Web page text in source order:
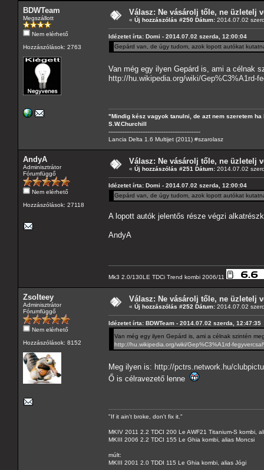
BDWTeam
Megszállott
Nem elérhető
Hozzászólások: 2763
Válasz: Ne vásárolj tőle, ne üzletelj
« Új hozzászólás #250 Dátum: 2014.07.02
Idézetet írta: Domi - 2014.07.02 szerda, 12:00:04
Gepárd van, de úgy tudom, azok lopott autókat
Van még egy ilyen Gepárd is, ami a célnak
http://hu.wikipedia.org/wiki/Gep%C3%A1rd-
"Mindig kész vagyok tanulni, de azt nem szeretem
S.W.Churchill
----------------------------------------------------
Lancia Delta 1.6 Multijet (2011) #szarolasz
AndyA
Adminisztrátor
Fórumfüggő
Nem elérhető
Hozzászólások: 27118
Válasz: Ne vásárolj tőle, ne üzletelj
« Új hozzászólás #251 Dátum: 2014.07.02
Idézetet írta: Domi - 2014.07.02 szerda, 12:00:04
Gepárd van, de úgy tudom, azok lopott autókat
A lopott autók jelentős része végzi
AndyA
Mk3 2.0/130LE TDCi Trend kombi 2006/11
Zsolteey
Adminisztrátor
Fórumfüggő
Nem elérhető
Hozzászólások: 8152
Válasz: Ne vásárolj tőle, ne üzletelj
« Új hozzászólás #252 Dátum: 2014.07.02
Idézetet írta: BDWTeam - 2014.07.02 szerda, 12:47:35
Van még egy ilyen Gepárd is, ami a célnak szintén
http://hu.wikipedia.org/wiki/Gep%C3%A1rd-
Meg ilyen is: http://pctrs.network.hu/
Ő is célravezető lenne
"If it ain't broke, don't fix it."
MKIV 2011 2.2 TDCI 200 Le AWF21 Titanium-S kombi,
MKIII 2006 2.2 TDCI 155 Le Ghia kombi, alias Moncsi
múlt:
MKIII 2001 2.0 TDDI 115 Le Ghia kombi, alias Jógi